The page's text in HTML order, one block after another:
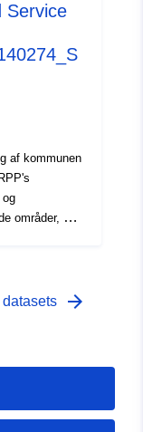
eller
for
Service
af kommunen
og
områder, der
arrow_forward